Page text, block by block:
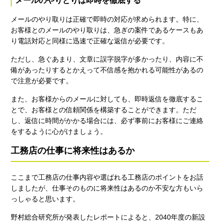
メールのやり取りは正確で即時の対応が求められます。特に、
お客様とのメールのやり取りは、急ぎの案件であるケースもあ
り電話対応と同様に迅速で正確な返信が必要です。
ただし、急ぐあまり、文章に誤字脱字が多かったり、内容に不
備があったりするとかえって不信感を抱かれる可能性があるの
で注意が必要です。
また、お客様からのメールに対しても、即時返信を徹底するこ
とで、お客様との信頼関係を構築することができます。ただ
し、返信に時間がかかる場合には、必ず事前にお客様にご連絡
をするように心がけましょう。
工務店の仕事に将来性はあるか
ここまで工務店の仕事内容や選ばれる工務店のポイントをお話
しましたが、仕事そのものに将来性はあるのか不安な方もいら
っしゃると思います。
野村総合研究所が発表したレポートによると、2040年度の新設